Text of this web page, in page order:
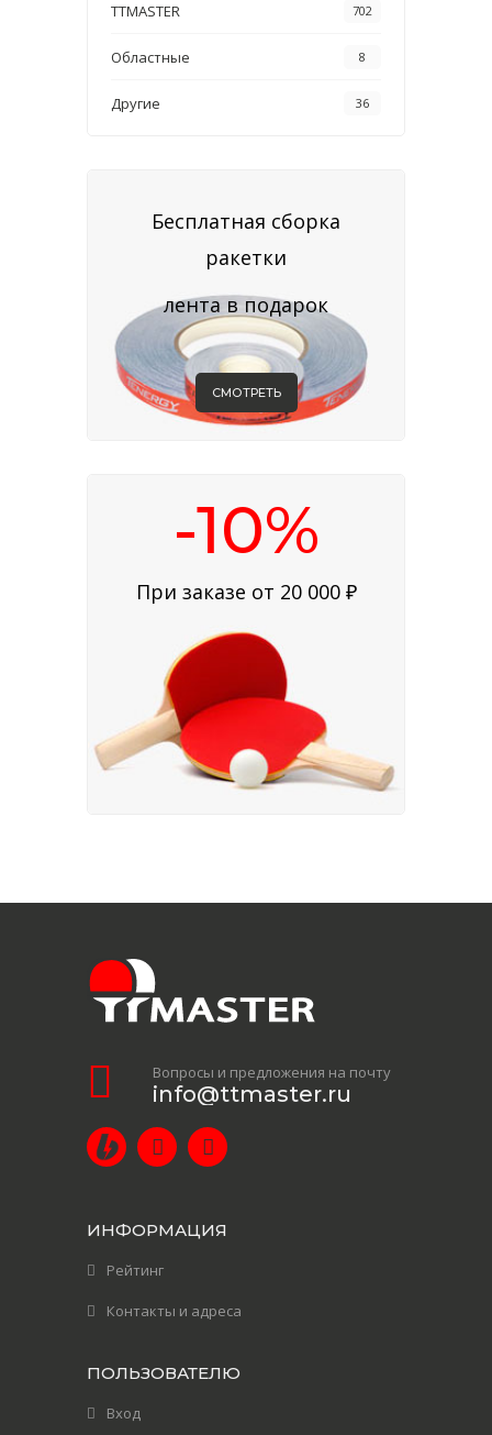
TTMASTER 702
Областные 8
Другие 36
Бесплатная сборка
ракетки
лента в подарок
СМОТРЕТЬ
-10%
При заказе от 20 000 ₽
Вопросы и предложения на почту
info@ttmaster.ru
ИНФОРМАЦИЯ
Рейтинг
Контакты и адреса
ПОЛЬЗОВАТЕЛЮ
Вход